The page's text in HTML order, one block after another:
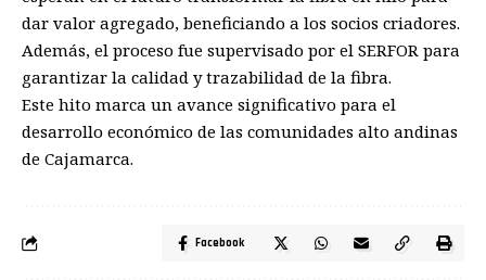
dar valor agregado, beneficiando a los socios criadores.
Además, el proceso fue supervisado por el SERFOR para
garantizar la calidad y trazabilidad de la fibra.
Este hito marca un avance significativo para el
desarrollo económico de las comunidades alto andinas
de Cajamarca.
Facebook